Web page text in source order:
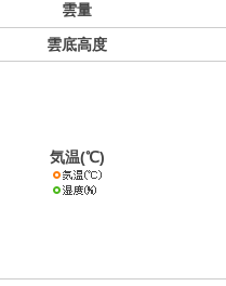
雲量
雲底高度
気温(℃)